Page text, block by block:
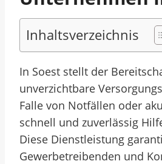
Inhaltsverzeichnis
In Soest stellt der
unverzichtbare
Falle von Notfällen oder
schnell und zuverlässig
Diese Dienstleistung
Gewerbetreibenden und